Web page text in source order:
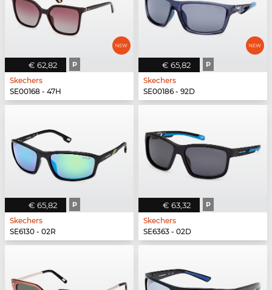
€ 62,82 P
Skechers
SE00168 - 47H
€ 65,82 P
Skechers
SE00186 - 92D
€ 65,82 P
Skechers
SE6130 - 02R
€ 63,32 P
Skechers
SE6363 - 02D